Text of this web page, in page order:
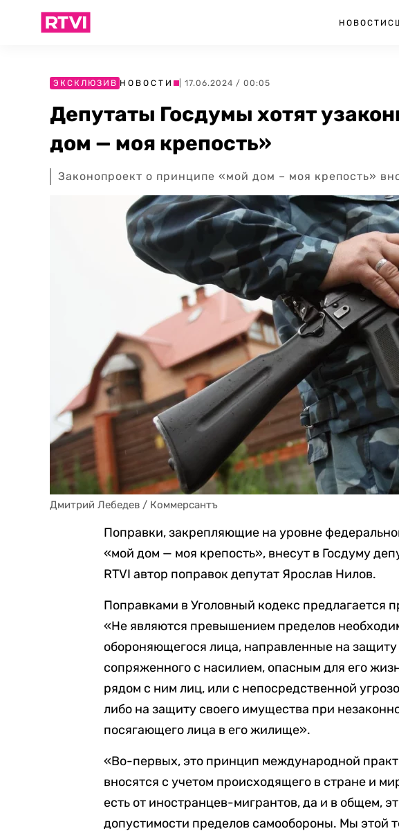
НОВОСТИ
ЭКСКЛЮЗИВ НОВОСТИ | 17.06.2024 / 00:05
Депутаты Госдумы хотят
дом — моя крепость»
Законопроект о принципе «мой дом – моя крепость»
Дмитрий Лебедев / Коммерсантъ
Поправки, закрепляющие на уровне
«мой дом — моя крепость», внесут в Госдуму
RTVI автор поправок депутат Ярослав Нилов.
Поправками в Уголовный кодекс предлагается
«Не являются превышением пределов
обороняющегося лица, направленные на защиту
сопряженного с насилием, опасным для его
рядом с ним лиц, или с непосредственной
либо на защиту своего имущества при
посягающего лица в его жилище».
«Во-первых, это принцип международной
вносятся с учетом происходящего в стране и
есть от иностранцев-мигрантов, да и в общем,
допустимости пределов самообороны. Мы этой